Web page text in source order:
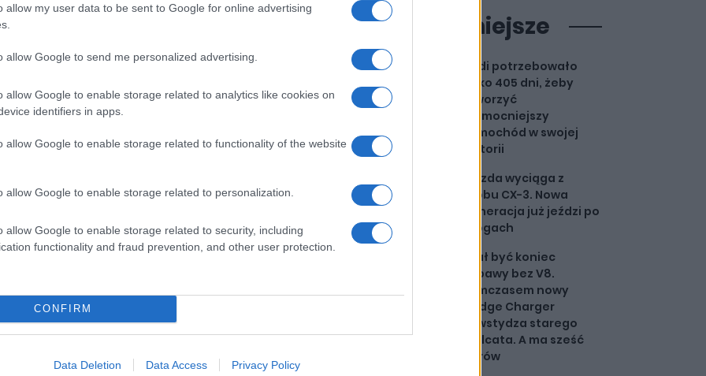
allow my user data to be sent to Google for online advertising
allow Google to send me personalized advertising.
allow Google to enable storage related to analytics like cookies on
identifiers in apps.
allow Google to enable storage related to functionality of the website
allow Google to enable storage related to personalization.
allow Google to enable storage related to security, including
functionality and fraud prevention, and other user protection.
CONFIRM
Data Deletion Data Access Privacy Policy
Napieraj
związany z portalem
od samego początku, a od 2008 w
Specjalizuje się w ciekawostkach o
600 opublikowanych testów i kilka tysięcy
Taką samą atencją darzy konkurs w Villa
spotkania na tokijskim Daikoku. W
zresztą mnóstwo czasu, zarówno
Najpopularniejsze
Audi potrzebowało
tylko 405 dni, żeby
stworzyć
najmocniejszy
samochód w swojej
historii
Mazda wyciąga z
grobu CX-3. Nowa
generacja już jeździ po
drogach
Miał być koniec
zabawy bez V8.
Tymczasem nowy
Dodge Charger
zawstydza starego
Hellcata. A ma sześć
garów